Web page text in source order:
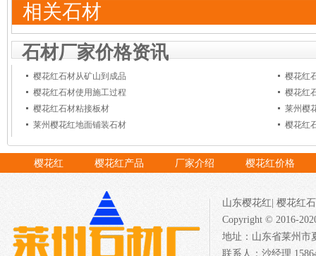
相关石材
石材厂家价格资讯
樱花红石材从矿山到成品
樱花红
樱花红石材使用施工过程
樱花红
樱花红石材粘接板材
莱州樱
莱州樱花红地面铺装石材
樱花红
樱花红 樱花红产品 厂家介绍 樱花红价格
山东樱花红 |樱花红
Copyright © 2016-
地址：山东省莱州市
联系人：沙经理